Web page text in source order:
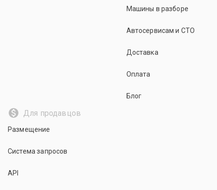
Машины в разборе
Автосервисам и СТО
Доставка
Оплата
Блог
Для продавцов
Размещение
Система запросов
API